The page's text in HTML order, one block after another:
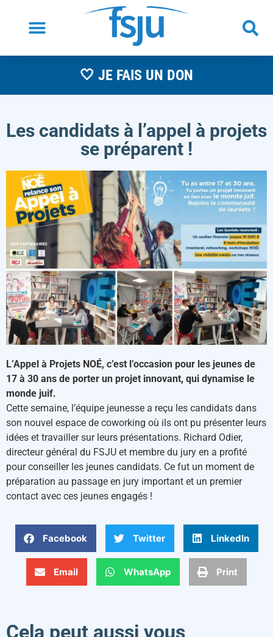
🤍 JE FAIS UN DON
Les candidats à l’appel à projets
se préparent !
L’Appel à Projets NOÉ, c’est l’occasion pour les jeunes de
17 à 30 ans de porter un projet innovant, qui dynamise le
monde juif. ​
Cette semaine, l’équipe jeunesse a reçu les candidats dans
son nouvel espace de coworking où ils ont pu présenter leurs
idées et travailler sur leurs présentations. Richard Odier,
directeur général du FSJU et membre du jury en a profité
pour conseiller les jeunes candidats. Ce fut un moment de
préparation au passage en jury important et un premier
contact avec ces jeunes engagés !
Facebook Twitter LinkedIn
Email WhatsApp Print